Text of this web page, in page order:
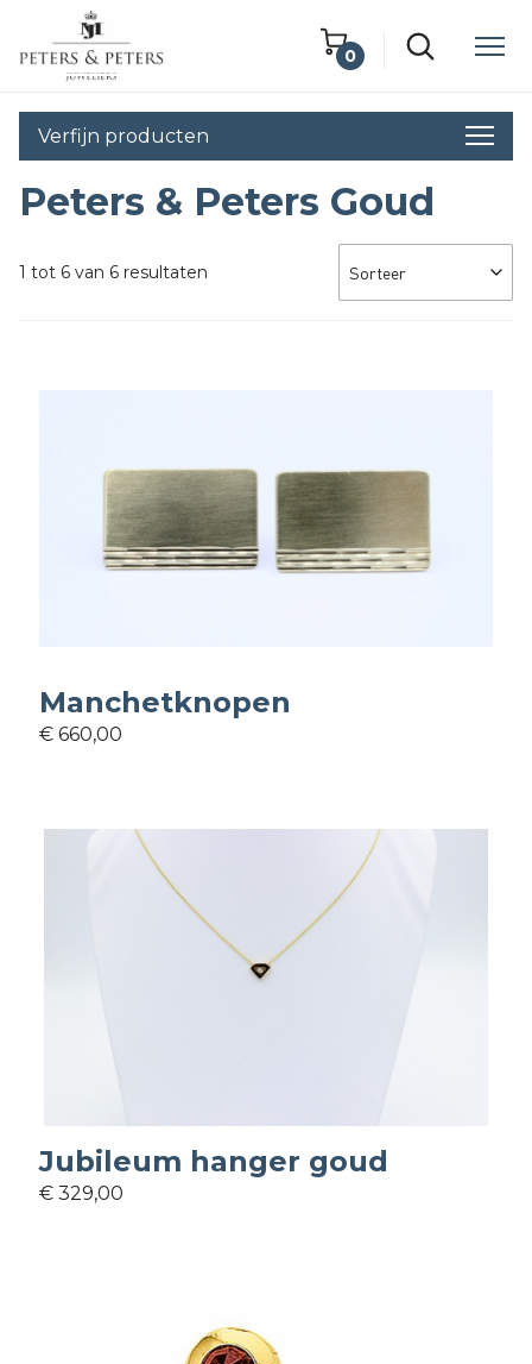
0
Winkelwagen
Lege winkelwagen
Verfijn producten
Peters & Peters Goud
1 tot 6 van 6 resultaten
Manchetknopen
€ 660,00
Jubileum hanger goud
€ 329,00